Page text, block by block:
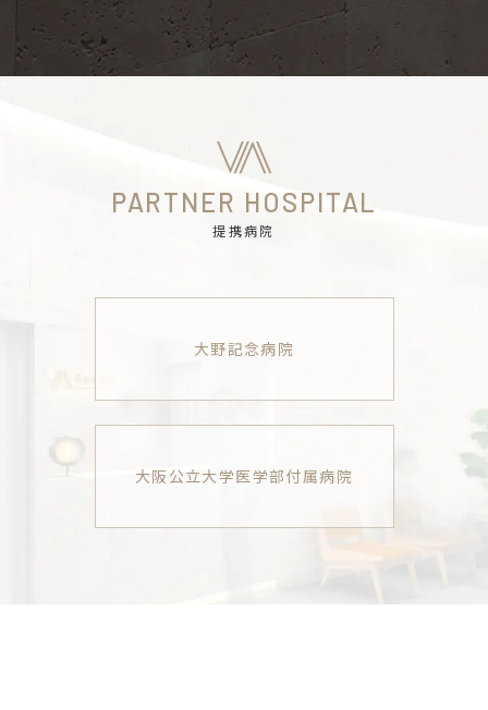
PARTNER HOSPITAL
提携病院
大野記念病院
大阪公立大学医学部付属病院